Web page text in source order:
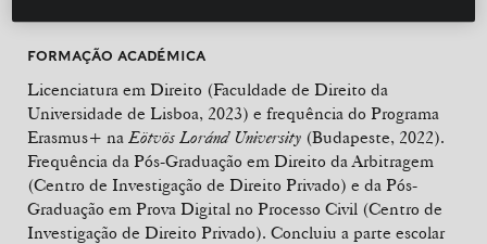
FORMAÇÃO ACADÉMICA
Licenciatura em Direito (Faculdade de Direito da
Universidade de Lisboa, 2023) e frequência do Programa
Erasmus+ na Eötvös Loránd University (Budapeste, 2022).
Frequência da Pós-Graduação em Direito da Arbitragem
(Centro de Investigação de Direito Privado) e da Pós-
Graduação em Prova Digital no Processo Civil (Centro de
Investigação de Direito Privado). Concluiu a parte escolar